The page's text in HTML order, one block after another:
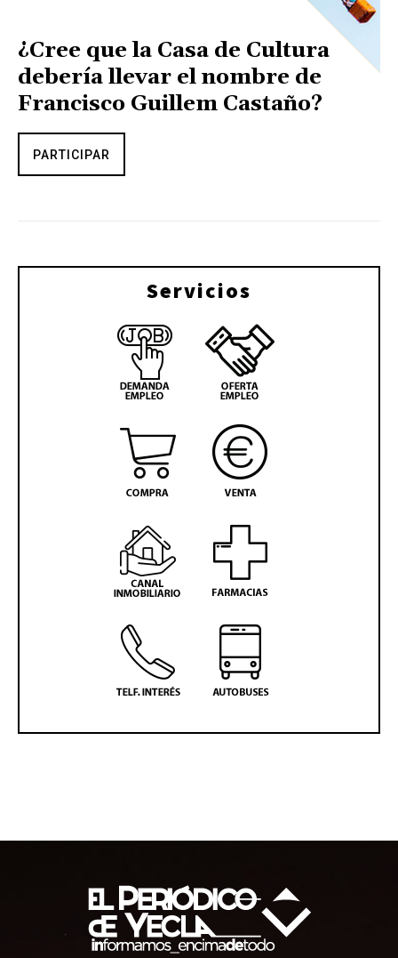
¿Cree que la Casa de Cultura
debería llevar el nombre de
Francisco Guillem Castaño?
PARTICIPAR
Servicios